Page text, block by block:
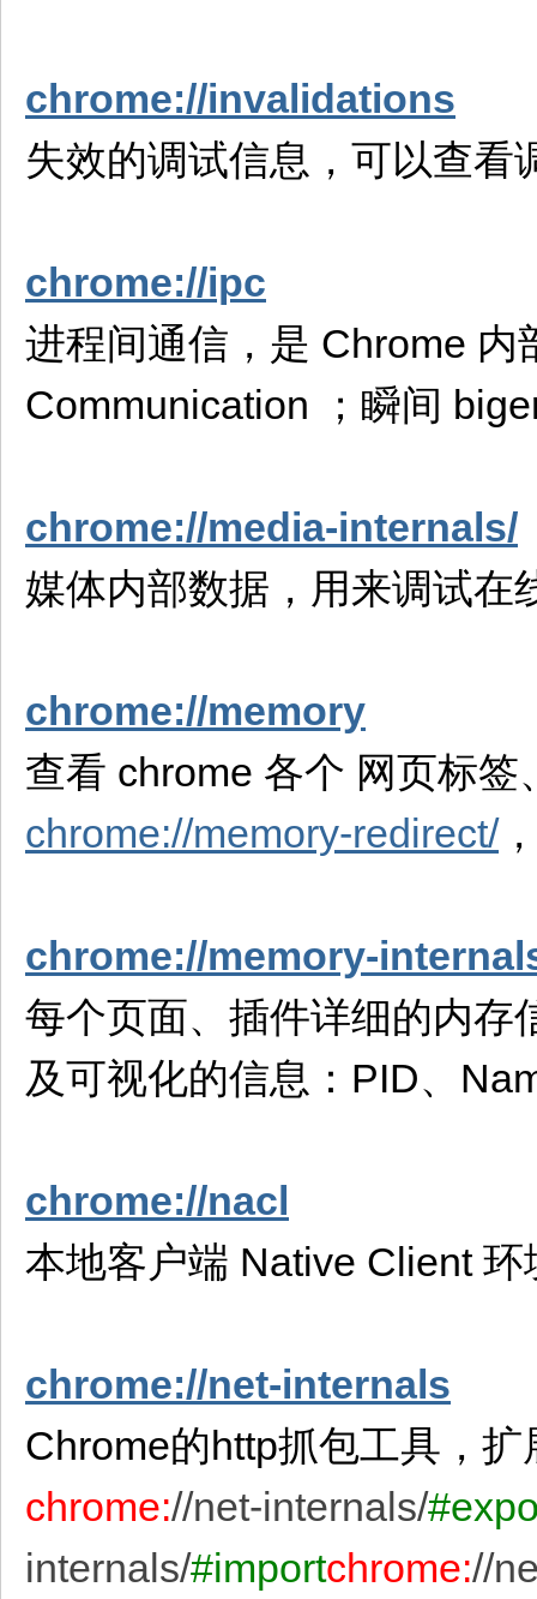
chrome://invalidations
失效的调试信息，可以查看
chrome://ipc
进程间通信，是 Chrome
Communication ；瞬间
chrome://media-internals/
媒体内部数据，用来调试在
chrome://memory
查看 chrome 各个 网页标
chrome://memory-redirect/
chrome://memory-
每个页面、插件详细的内存
及可视化的信息：PID、
chrome://nacl
本地客户端 Native Client
chrome://net-internals
Chrome的http抓包工具，
chrome://net-internals/
internals/#importchrome://